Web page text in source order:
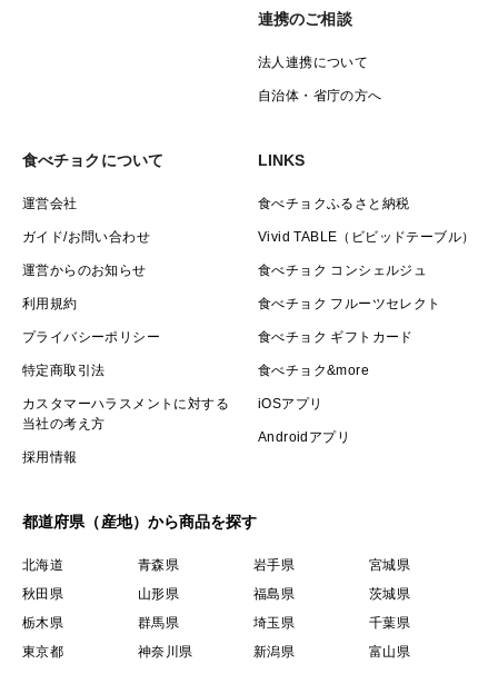
連携のご相談
法人連携について
自治体・省庁の方へ
食べチョクについて
運営会社
ガイド/お問い合わせ
運営からのお知らせ
利用規約
プライバシーポリシー
特定商取引法
カスタマーハラスメントに対する
当社の考え方
採用情報
LINKS
食べチョクふるさと納税
Vivid TABLE（ビビッドテーブル）
食べチョク コンシェルジュ
食べチョク フルーツセレクト
食べチョク ギフトカード
食べチョク&more
iOSアプリ
Androidアプリ
都道府県（産地）から商品を探す
北海道 青森県 岩手県
宮城県
秋田県
山形県 福島県
茨城県
栃木県
群馬県 埼玉県
千葉県
東京都
神奈川県 新潟県
富山県